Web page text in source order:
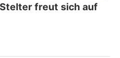
freut sich auf